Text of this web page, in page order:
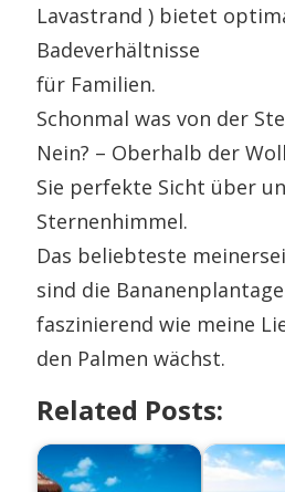
Lavastrand ) bietet
Badeverhältnisse
für Familien.
Schonmal was von der
Nein? – Oberhalb der
Sie perfekte Sicht über
Sternenhimmel.
Das beliebteste
sind die
faszinierend wie meine
den Palmen wächst.
Related Posts: